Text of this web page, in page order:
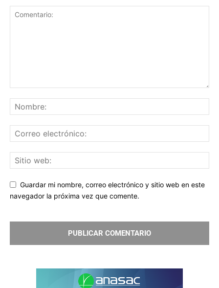
Guardar mi nombre, correo electrónico y sitio web en este
navegador la próxima vez que comente.